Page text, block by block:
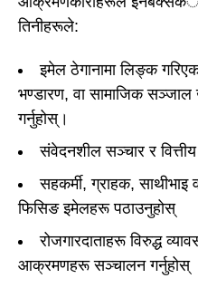
तिनीहरूले:
इमेल ठेगानामा लिङ्क
भण्डारण, वा सामाजिक सञ्जाल
गर्नुहोस्।
संवेदनशील सञ्चार र
सहकर्मी, ग्राहक, साथीभाइ
फिसिङ इमेलहरू पठाउनुहोस्
रोजगारदाताहरू विरुद्ध
आक्रमणहरू सञ्चालन गर्नुहोस्